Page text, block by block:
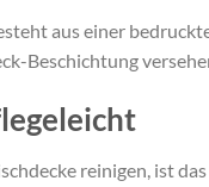
aus einer
Beschichtung
reinigen, ist